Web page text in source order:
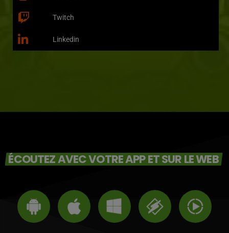
Twitch
Linkedin
ÉCOUTEZ AVEC VOTRE APP ET SUR LE WEB